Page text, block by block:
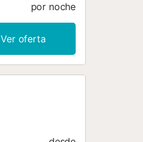
por noche
Ver oferta